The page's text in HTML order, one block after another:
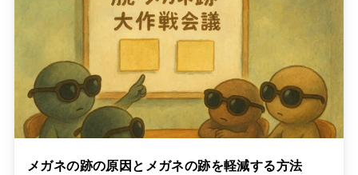
メガネの跡の原因とメガネの跡を軽減する方法